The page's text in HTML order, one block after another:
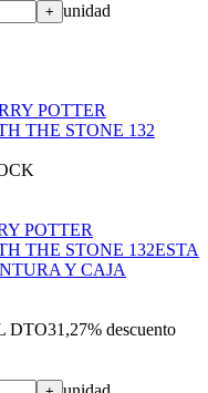
+ unidad
POTTER
THE STONE 132ESTA
Y CAJA
DTO31,27% descuento